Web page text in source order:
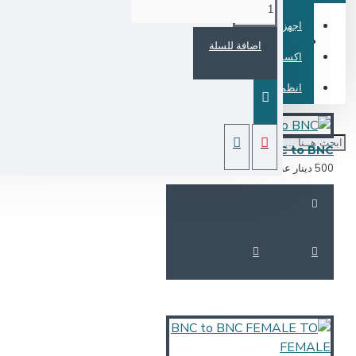
اجهزة الستلايت وناقلات الصورة ( HDMI )
اكسسوارات الموبايل
انظمة الكاشير ونقاط البيع
اضافة للسلة
BNC to